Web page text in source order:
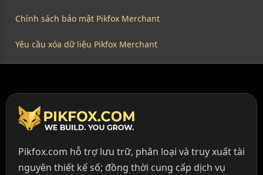
Chính sách bảo mật Pikfox Merchant
Yêu cầu xóa dữ liệu Pikfox Merchant
Pikfox.com hỗ trợ lưu trữ, phân loại và truy xuất tài
nguyên thiết kế số; đồng thời cung cấp dịch vụ